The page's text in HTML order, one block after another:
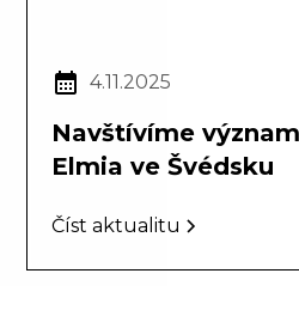
4.11.2025
Navštívíme
Elmia ve Švédsku
Číst aktualitu